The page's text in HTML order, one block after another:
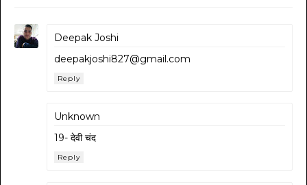
Deepak Joshi
deepakjoshi827@gmail.com
Reply
Unknown
19- देवी चंद
Reply